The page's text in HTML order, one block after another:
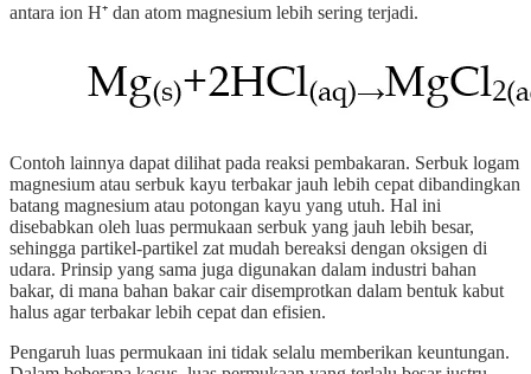
antara ion H⁺ dan atom magnesium lebih sering terjadi.
Contoh lainnya dapat dilihat pada reaksi pembakaran. Serbuk logam
magnesium atau serbuk kayu terbakar jauh lebih cepat dibandingkan
batang magnesium atau potongan kayu yang utuh. Hal ini
disebabkan oleh luas permukaan serbuk yang jauh lebih besar,
sehingga partikel-partikel zat mudah bereaksi dengan oksigen di
udara. Prinsip yang sama juga digunakan dalam industri bahan
bakar, di mana bahan bakar cair disemprotkan dalam bentuk kabut
halus agar terbakar lebih cepat dan efisien.
Pengaruh luas permukaan ini tidak selalu memberikan keuntungan.